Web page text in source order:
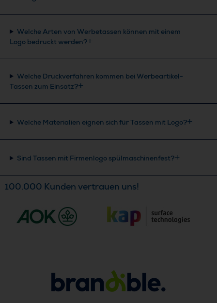
Welche Arten von Werbetassen können mit einem
Logo bedruckt werden?
Welche Druckverfahren kommen bei Werbeartikel-
Tassen zum Einsatz?
Welche Materialien eignen sich für Tassen mit Logo?
Sind Tassen mit Firmenlogo spülmaschinenfest?
100.000 Kunden vertrauen uns!